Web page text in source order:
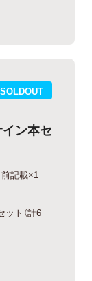
SOLDOUT
ン本セ
記載×1
ト（計6